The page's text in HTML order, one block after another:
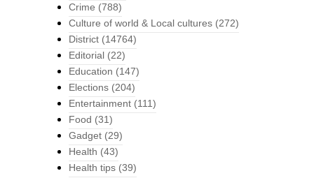
Crime (788)
Culture of world & Local cultures (272)
District (14764)
Editorial (22)
Education (147)
Elections (204)
Entertainment (111)
Food (31)
Gadget (29)
Health (43)
Health tips (39)